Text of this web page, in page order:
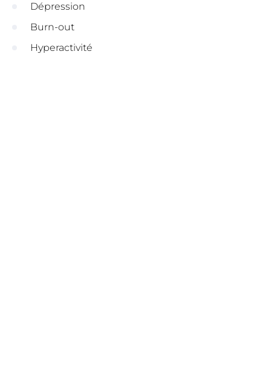
Dépression
Burn-out
Hyperactivité